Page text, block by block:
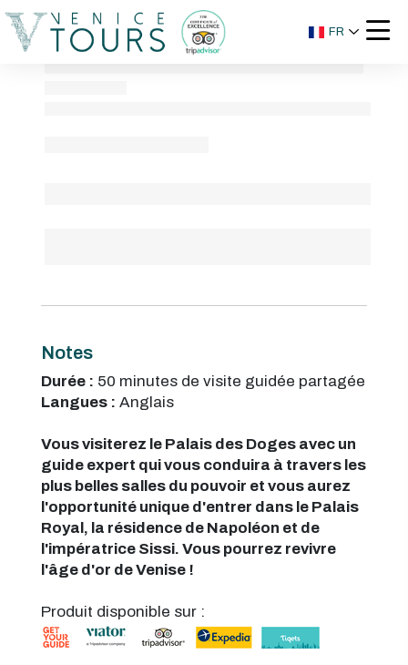
FR
Notes
Durée : 50 minutes de visite guidée partagée
Langues : Anglais
Vous visiterez le Palais des Doges avec un
guide expert qui vous conduira à travers les
plus belles salles du pouvoir et vous aurez
l'opportunité unique d'entrer dans le Palais
Royal, la résidence de Napoléon et de
l'impératrice Sissi. Vous pourrez revivre
l'âge d'or de Venise !
Produit disponible sur :